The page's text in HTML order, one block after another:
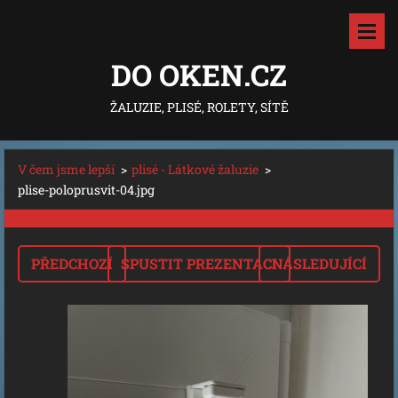
DO OKEN.CZ
ŽALUZIE, PLISÉ, ROLETY, SÍTĚ
V čem jsme lepší > plisé - Látkové žaluzie >
plise-poloprusvit-04.jpg
PŘEDCHOZÍ SPUSTIT PREZENTACINÁSLEDUJÍCÍ